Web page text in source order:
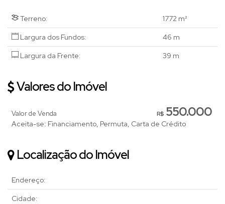
Terreno: 1772 m²
Largura dos Fundos: 46 m
Largura da Frente: 39 m
Valores do Imóvel
R$ 550.000
Valor de Venda
Aceita-se: Financiamento, Permuta, Carta de Crédito
Localização do Imóvel
Endereço:
Cidade: